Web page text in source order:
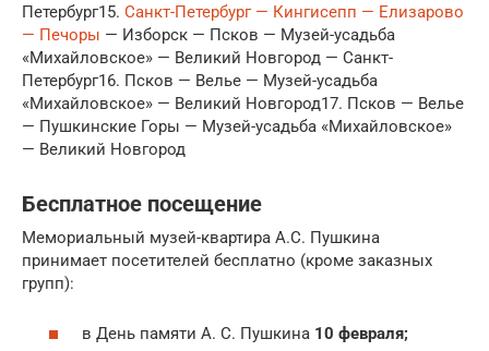
Петербург15. Санкт-Петербург — Кингисепп — Елизарово
— Печоры — Изборск — Псков — Музей-усадьба
«Михайловское» — Великий Новгород — Санкт-
Петербург16. Псков — Велье — Музей-усадьба
«Михайловское» — Великий Новгород17. Псков — Велье
— Пушкинские Горы — Музей-усадьба «Михайловское»
— Великий Новгород
Бесплатное посещение
Мемориальный музей-квартира А.С. Пушкина
принимает посетителей бесплатно (кроме заказных
групп):
в День памяти А. С. Пушкина 10 февраля;